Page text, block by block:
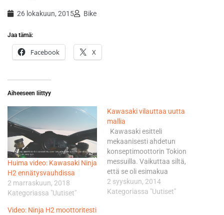
26 lokakuun, 2015 Bike
Jaa tämä:
Facebook X
Aiheeseen liittyy
Huima video: Kawasaki Ninja
H2 ennätysvauhdissa
2 marraskuun, 2018
Kategoriassa "Uutiset"
Kawasaki vilauttaa uutta
mallia
Kawasaki esitteli
mekaanisesti ahdetun
konseptimoottorin Tokion
messuilla. Vaikuttaa siltä,
että se oli esimakua
tulevasta, sillä Kawasaki on
julkaissut preview-videon
2 syyskuun, 2014
Kategoriassa "Uutiset"
Video: Ninja H2 moottoritesti